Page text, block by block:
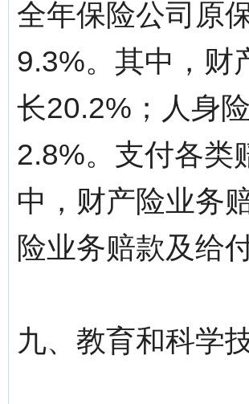
全年保险公司原
9.3%。其中，财
长20.2%；人身
2.8%。支付各类
中，财产险业务
险业务赔款及给
九、教育和科学